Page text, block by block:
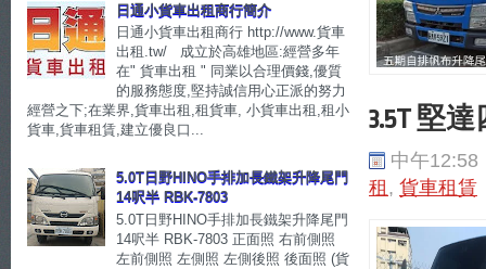
日通小貨車出租商行簡介
日通小貨車出租商行 http://www.貨車
出租.tw/ 成立於高雄地區:經營多年
在" 貨車出租 " 同業以合理價錢,優質
的服務態度,堅持誠信用心正派的努力
經營之下;在業界,貨車出租,租貨車, 小貨車出租,租小
貨車,貨車租賃,建立優良口...
5.0T日野HINO手排加長鐵架升降尾門
14呎半 RBK-7803
5.0T日野HINO手排加長鐵架升降尾門
14呎半 RBK-7803 正面照 右前側照
左前側照 左側照 左側後照 後面照 (貨
3.5T 堅
中午12:58
租, 貨車租賃